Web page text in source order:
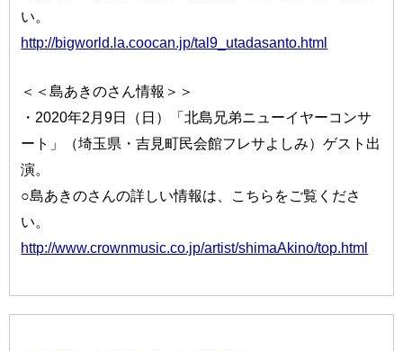
い。
http://bigworld.la.coocan.jp/tal9_utadasanto.html
＜＜島あきのさん情報＞＞
・2020年2月9日（日）「北島兄弟ニューイヤーコンサ
ート」（埼玉県・吉見町民会館フレサよしみ）ゲスト出
演。
○島あきのさんの詳しい情報は、こちらをご覧くださ
い。
http://www.crownmusic.co.jp/artist/shimaAkino/top.html